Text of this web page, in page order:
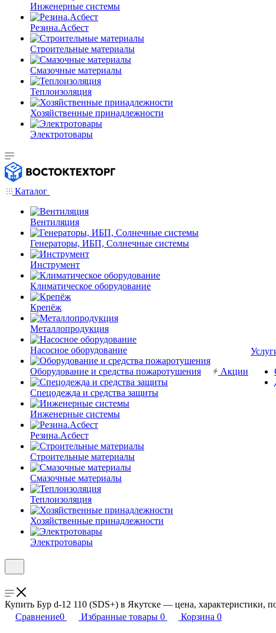
Инженерные системы
Резина.Асбест
Строительные материалы
Смазочные материалы
Теплоизоляция
Хозяйственные принадлежности
Электротовары
Каталог
Вентиляция
Генераторы, ИБП, Солнечные системы
Инструмент
Климатическое оборудование
Крепёж
Металлопродукция
Насосное оборудование
Оборудование и средства пожаротушения
Спецодежда и средства защиты
Инженерные системы
Резина.Асбест
Строительные материалы
Смазочные материалы
Теплоизоляция
Хозяйственные принадлежности
Электротовары
Акции
Купить Бур d-12 110 (SDS+) в Якутске — цена, характеристики,
Сравнение0 Избранные товары 0 Корзина 0